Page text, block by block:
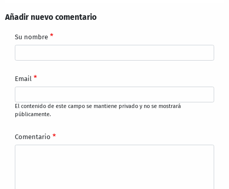
Añadir nuevo comentario
Su nombre
Email
El contenido de este campo se mantiene privado y no se mostrará
públicamente.
Comentario